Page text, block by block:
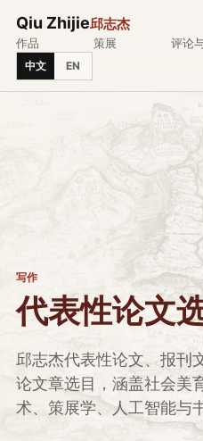
Qiu Zhijie邱志杰
作品 策展 评论
中文 EN
写作
代表性论文
邱志杰代表性论文、报刊
论文章选目，涵盖社会美
术、策展学、人工智能与